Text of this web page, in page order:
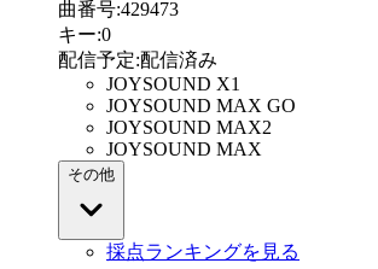
曲番号:429473
キー:0
配信予定:配信済み
JOYSOUND X1
JOYSOUND MAX GO
JOYSOUND MAX2
JOYSOUND MAX
その他
採点ランキングを見る